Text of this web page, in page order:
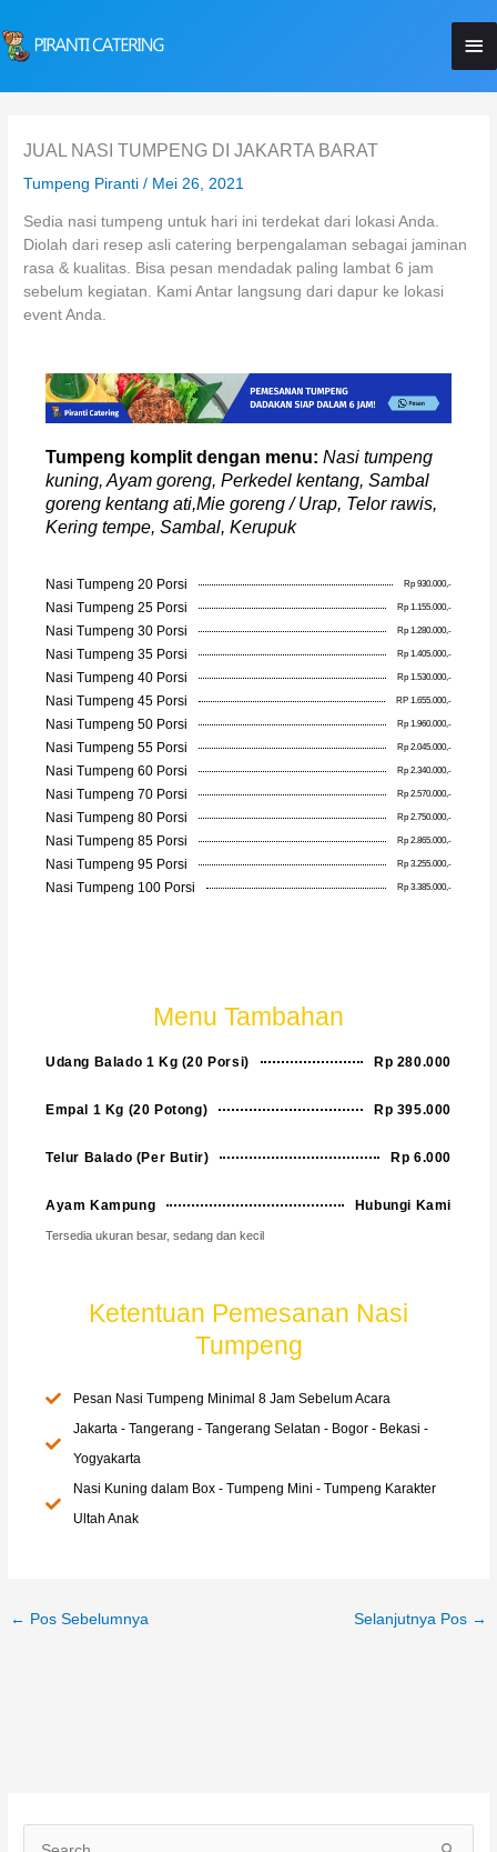
ke
konten
JUAL NASI TUMPENG DI JAKARTA BARAT
Tumpeng Piranti / Mei 26, 2021
Sedia nasi tumpeng untuk hari ini terdekat dari lokasi Anda.
Diolah dari resep asli catering berpengalaman sebagai jaminan
rasa & kualitas. Bisa pesan mendadak paling lambat 6 jam
sebelum kegiatan. Kami Antar langsung dari dapur ke lokasi
event Anda.
Tumpeng komplit dengan menu: Nasi tumpeng
kuning, Ayam goreng, Perkedel kentang, Sambal
goreng kentang ati,Mie goreng / Urap, Telor rawis,
Kering tempe, Sambal, Kerupuk
Nasi Tumpeng 20 Porsi Rp 930.000,-
Nasi Tumpeng 25 Porsi Rp 1.155.000,-
Nasi Tumpeng 30 Porsi Rp 1.280.000,-
Nasi Tumpeng 35 Porsi Rp 1.405.000,-
Nasi Tumpeng 40 Porsi Rp 1.530.000,-
Nasi Tumpeng 45 Porsi RP 1.655.000,-
Nasi Tumpeng 50 Porsi Rp 1.960.000,-
Nasi Tumpeng 55 Porsi Rp 2.045.000,-
Nasi Tumpeng 60 Porsi Rp 2.340.000,-
Nasi Tumpeng 70 Porsi Rp 2.570.000,-
Nasi Tumpeng 80 Porsi Rp 2.750.000,-
Nasi Tumpeng 85 Porsi Rp 2.865.000,-
Nasi Tumpeng 95 Porsi Rp 3.255.000,-
Nasi Tumpeng 100 Porsi Rp 3.385.000,-
Menu Tambahan
Udang Balado 1 Kg (20 Porsi) Rp 280.000
Empal 1 Kg (20 Potong) Rp 395.000
Telur Balado (Per Butir) Rp 6.000
Ayam Kampung Hubungi Kami
Tersedia ukuran besar, sedang dan kecil
Ketentuan Pemesanan Nasi
Tumpeng
Pesan Nasi Tumpeng Minimal 8 Jam Sebelum Acara
Jakarta - Tangerang - Tangerang Selatan - Bogor - Bekasi -
Yogyakarta
Nasi Kuning dalam Box - Tumpeng Mini - Tumpeng Karakter
Ultah Anak
← Pos Sebelumnya Selanjutnya Pos →